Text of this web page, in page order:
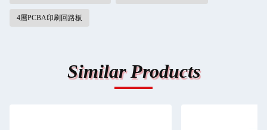
4層PCBA印刷回路板
Similar Products